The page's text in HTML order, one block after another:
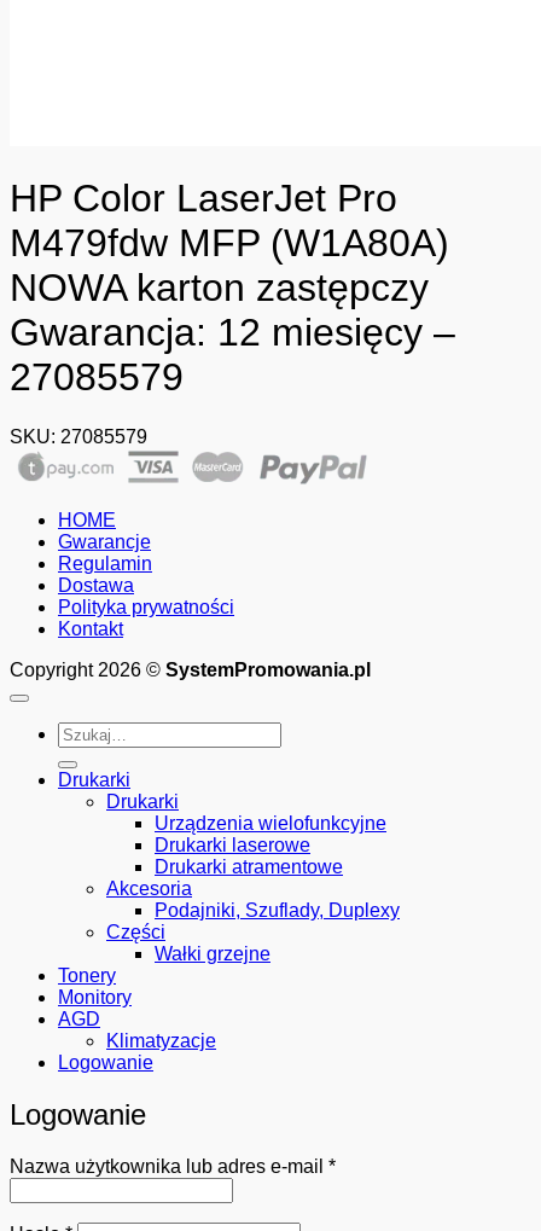
HP Color LaserJet Pro
M479fdw MFP (W1A80A)
NOWA karton zastępczy
Gwarancja: 12 miesięcy –
27085579
SKU: 27085579
HOME
Gwarancje
Regulamin
Dostawa
Polityka prywatności
Kontakt
Copyright 2026 © SystemPromowania.pl
Szukaj:
Drukarki
Drukarki
Urządzenia wielofunkcyjne
Drukarki laserowe
Drukarki atramentowe
Akcesoria
Podajniki, Szuflady, Duplexy
Części
Wałki grzejne
Tonery
Monitory
AGD
Klimatyzacje
Logowanie
Logowanie
Nazwa użytkownika lub adres e-mail *Wymagane